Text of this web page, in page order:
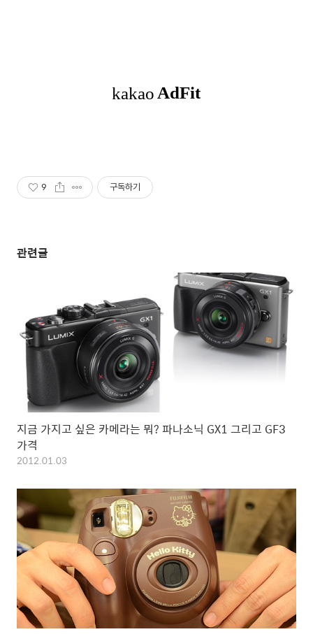
9 구독하기
관련글
지금 가지고 싶은 카메라는 뭐? 파나소닉 GX1 그리고 GF3
가격
2012.01.03